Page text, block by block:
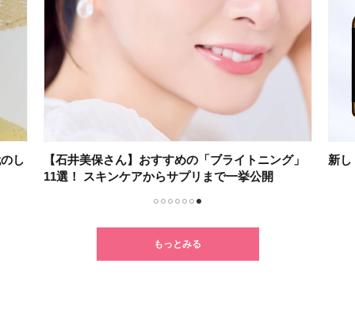
」 新しくなったオバジCの魅力とは？ 不
もっとみる